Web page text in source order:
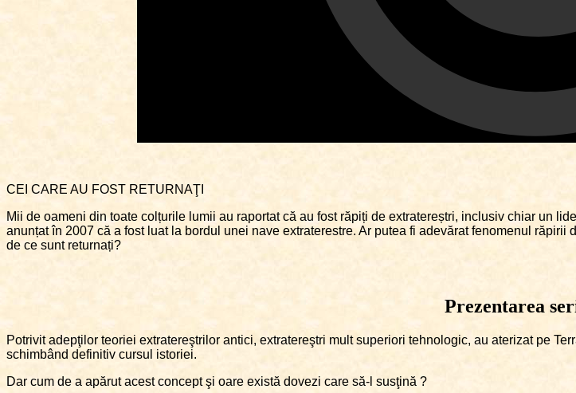
CEI CARE AU FOST RETURNAŢI
Mii de oameni din toate colțurile lumii au raportat că au fost răpiți de extratereștri, inclusiv chiar un
anunțat în 2007 că a fost luat la bordul unei nave extraterestre. Ar putea fi adevărat fenomenul
de ce sunt returnați?
Prezentarea
Potrivit adepţilor teoriei extratereştrilor antici, extratereştri mult superiori tehnologic, au aterizat pe
schimbând definitiv cursul istoriei.
Dar cum de a apărut acest concept şi oare există dovezi care să-l susţină ?